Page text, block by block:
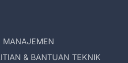
MANAJEMEN
& BANTUAN TEKNIK